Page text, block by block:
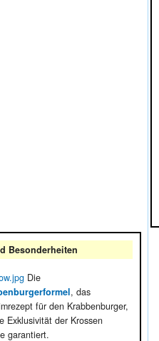
Besonderheiten
Die
, das
für den Krabbenburger,
Exklusivität der Krossen
garantiert.